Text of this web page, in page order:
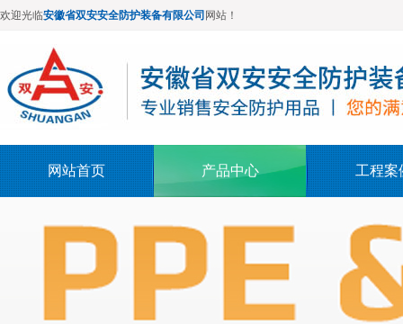
欢迎光临安徽省双安安全防护装备有限公司 网站！
网站首页 产品中心 工程案